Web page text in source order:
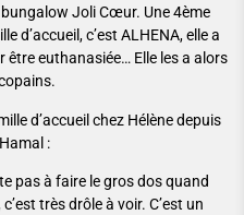
Joli Cœur. Une 4ème
d’accueil, c’est ALHENA, elle a
être euthanasiée… Elle les a alors
d’accueil chez Hélène depuis
:
pas à faire le gros dos quand
très drôle à voir. C’est un